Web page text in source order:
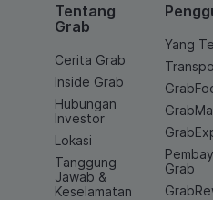
Tentang
Grab
Cerita Grab
Inside Grab
Hubungan
Investor
Lokasi
Tanggung
Jawab &
Keselamatan
Yang
Grab